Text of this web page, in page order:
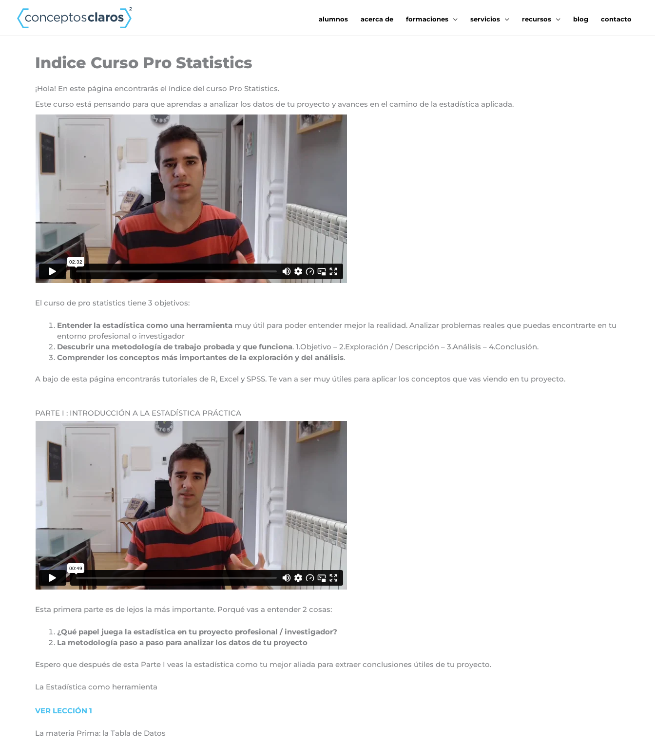
contenido
alumnos acerca de formaciones servicios recursos blog contacto
Indice Curso Pro Statistics
¡Hola! En este página encontrarás el índice del curso Pro Statistics.
Este curso está pensando para que aprendas a analizar los datos de tu proyecto y avances en el camino de la estadística aplicada.
El curso de pro statistics tiene 3 objetivos:
Entender la estadística como una herramienta muy útil para poder entender mejor la realidad. Analizar problemas reales que puedas encontrarte en tu
entorno profesional o investigador
Descubrir una metodología de trabajo probada y que funciona. 1.Objetivo – 2.Exploración / Descripción – 3.Análisis – 4.Conclusión.
Comprender los conceptos más importantes de la exploración y del análisis.
A bajo de esta página encontrarás tutoriales de R, Excel y SPSS. Te van a ser muy útiles para aplicar los conceptos que vas viendo en tu proyecto.
PARTE I : INTRODUCCIÓN A LA ESTADÍSTICA PRÁCTICA
Esta primera parte es de lejos la más importante. Porqué vas a entender 2 cosas:
¿Qué papel juega la estadística en tu proyecto profesional / investigador?
La metodología paso a paso para analizar los datos de tu proyecto
Espero que después de esta Parte I veas la estadística como tu mejor aliada para extraer conclusiones útiles de tu proyecto.
La Estadística como herramienta
VER LECCIÓN 1
La materia Prima: la Tabla de Datos